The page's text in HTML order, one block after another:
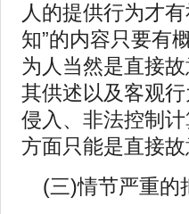
人的提供行为才
知”的内容只要有
为人当然是直接
其供述以及客观
侵入、非法控制
方面只能是直接故
(三)情节严重的